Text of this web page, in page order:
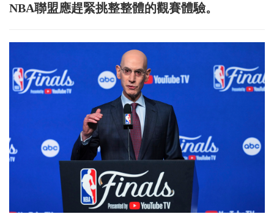
NBA聯盟應趕緊挑整整體的觀賽體驗。